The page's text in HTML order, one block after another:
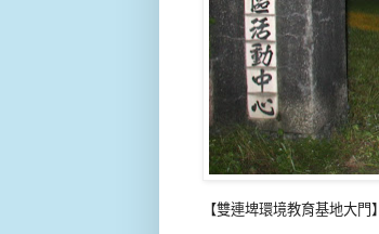
【雙連埤環境教育基地大門】